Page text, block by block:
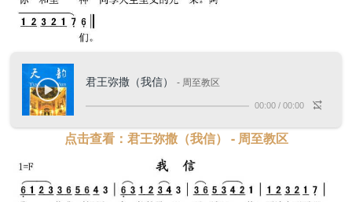
君王弥撒（我信） - 周至教区
00:00 / 00:00
点击查看：君王弥撒（我信） - 周至教区